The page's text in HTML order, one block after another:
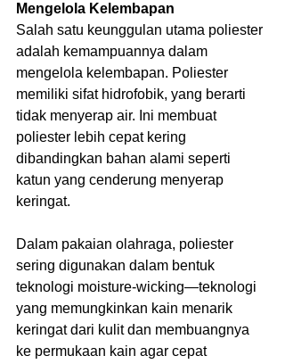
Mengelola Kelembapan
Salah satu keunggulan utama poliester
adalah kemampuannya dalam
mengelola kelembapan. Poliester
memiliki sifat hidrofobik, yang berarti
tidak menyerap air. Ini membuat
poliester lebih cepat kering
dibandingkan bahan alami seperti
katun yang cenderung menyerap
keringat.
Dalam pakaian olahraga, poliester
sering digunakan dalam bentuk
teknologi moisture-wicking—teknologi
yang memungkinkan kain menarik
keringat dari kulit dan membuangnya
ke permukaan kain agar cepat